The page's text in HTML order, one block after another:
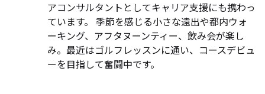
アコンサルタントとしてキャリア支援にも携わっ
ています。 季節を感じる小さな遠出や都内ウォ
ーキング、アフタヌーンティー、飲み会が楽し
み。最近はゴルフレッスンに通い、コースデビュ
ーを目指して奮闘中です。